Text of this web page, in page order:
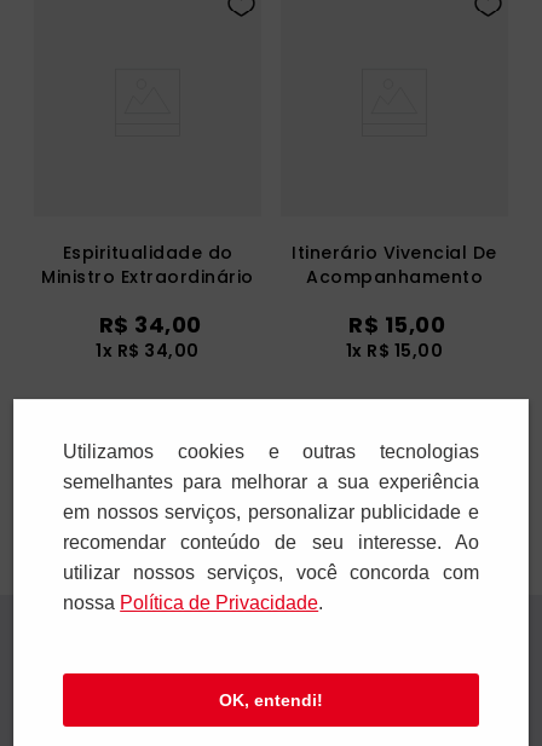
Espiritualidade do
Ministro Extraordinário
R$ 34,00
1x R$ 34,00
Itinerário Vivencial De
Acompanhamento
Sacramento Do
Matrimônio
R$ 15,00
1x R$ 15,00
Preencha seus dados e receba novidades em
seu e-mail.
Utilizamos cookies e outras tecnologias
semelhantes para melhorar a sua experiência
em nossos serviços, personalizar publicidade e
recomendar conteúdo de seu interesse. Ao
utilizar nossos serviços, você concorda com
nossa Polí­tica de Privacidade.
OK, entendi!